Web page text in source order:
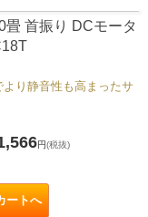
首振り DCモータ
より静音性も高まったサ
円(税抜)
ートへ